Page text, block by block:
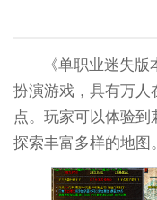
《单职业迷失
扮演游戏，具有万人
点。玩家可以体验到
探索丰富多样的地图。